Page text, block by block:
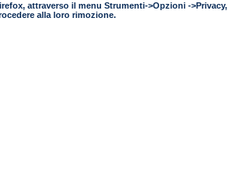
attraverso il menu Strumenti->Opzioni -
alla loro rimozione.